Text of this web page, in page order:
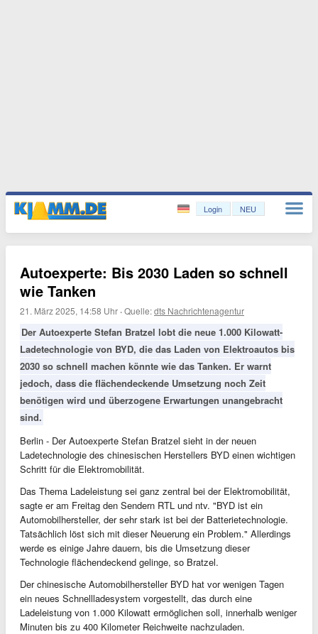
Login NEU
Autoexperte: Bis 2030 Laden so schnell
wie Tanken
21. März 2025, 14:58 Uhr ·Quelle:dts Nachrichtenagentur
Der Autoexperte Stefan Bratzel lobt die neue 1.000 Kilowatt-
Ladetechnologie von BYD, die das Laden von Elektroautos bis
2030 so schnell machen könnte wie das Tanken. Er warnt
jedoch, dass die flächendeckende Umsetzung noch Zeit
benötigen wird und überzogene Erwartungen unangebracht
sind.
Berlin - Der Autoexperte Stefan Bratzel sieht in der neuen
Ladetechnologie des chinesischen Herstellers BYD einen wichtigen
Schritt für die Elektromobilität.
Das Thema Ladeleistung sei ganz zentral bei der Elektromobilität,
sagte er am Freitag den Sendern RTL und ntv. "BYD ist ein
Automobilhersteller, der sehr stark ist bei der Batterietechnologie.
Tatsächlich löst sich mit dieser Neuerung ein Problem." Allerdings
werde es einige Jahre dauern, bis die Umsetzung dieser
Technologie flächendeckend gelinge, so Bratzel.
Der chinesische Automobilhersteller BYD hat vor wenigen Tagen
ein neues Schnellladesystem vorgestellt, das durch eine
Ladeleistung von 1.000 Kilowatt ermöglichen soll, innerhalb weniger
Minuten bis zu 400 Kilometer Reichweite nachzuladen.